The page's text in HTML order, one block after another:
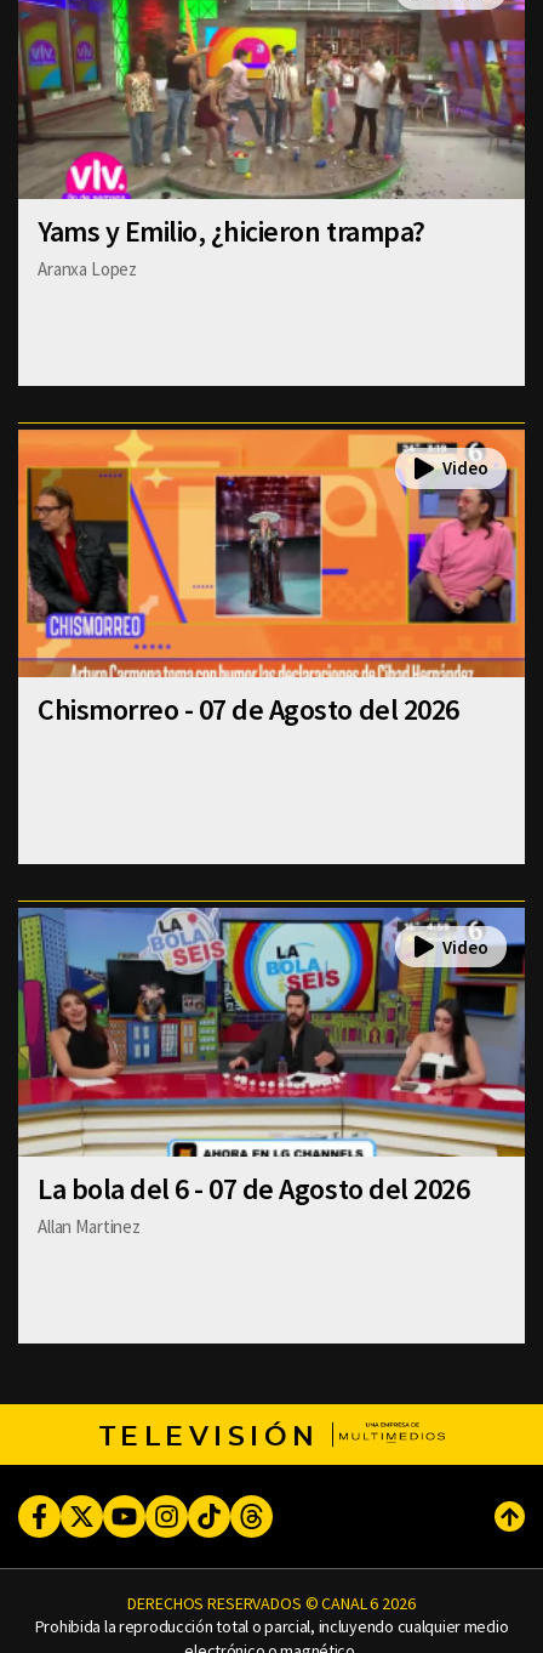
Yams y Emilio, ¿hicieron trampa?
Aranxa Lopez
Chismorreo - 07 de Agosto del 2026
La bola del 6 - 07 de Agosto del 2026
Allan Martinez
TELEVISIÓN
FacebookTwitterYoutubeInstagram
TikTokThreads
DERECHOS RESERVADOS © CANAL 6 2026
Prohibida la reproducción total o parcial, incluyendo cualquier medio